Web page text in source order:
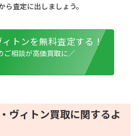
ら査定に出しましょう。
トンを無料査定する！
ご相談が高価買取に／
ヴィトン買取に関するよ